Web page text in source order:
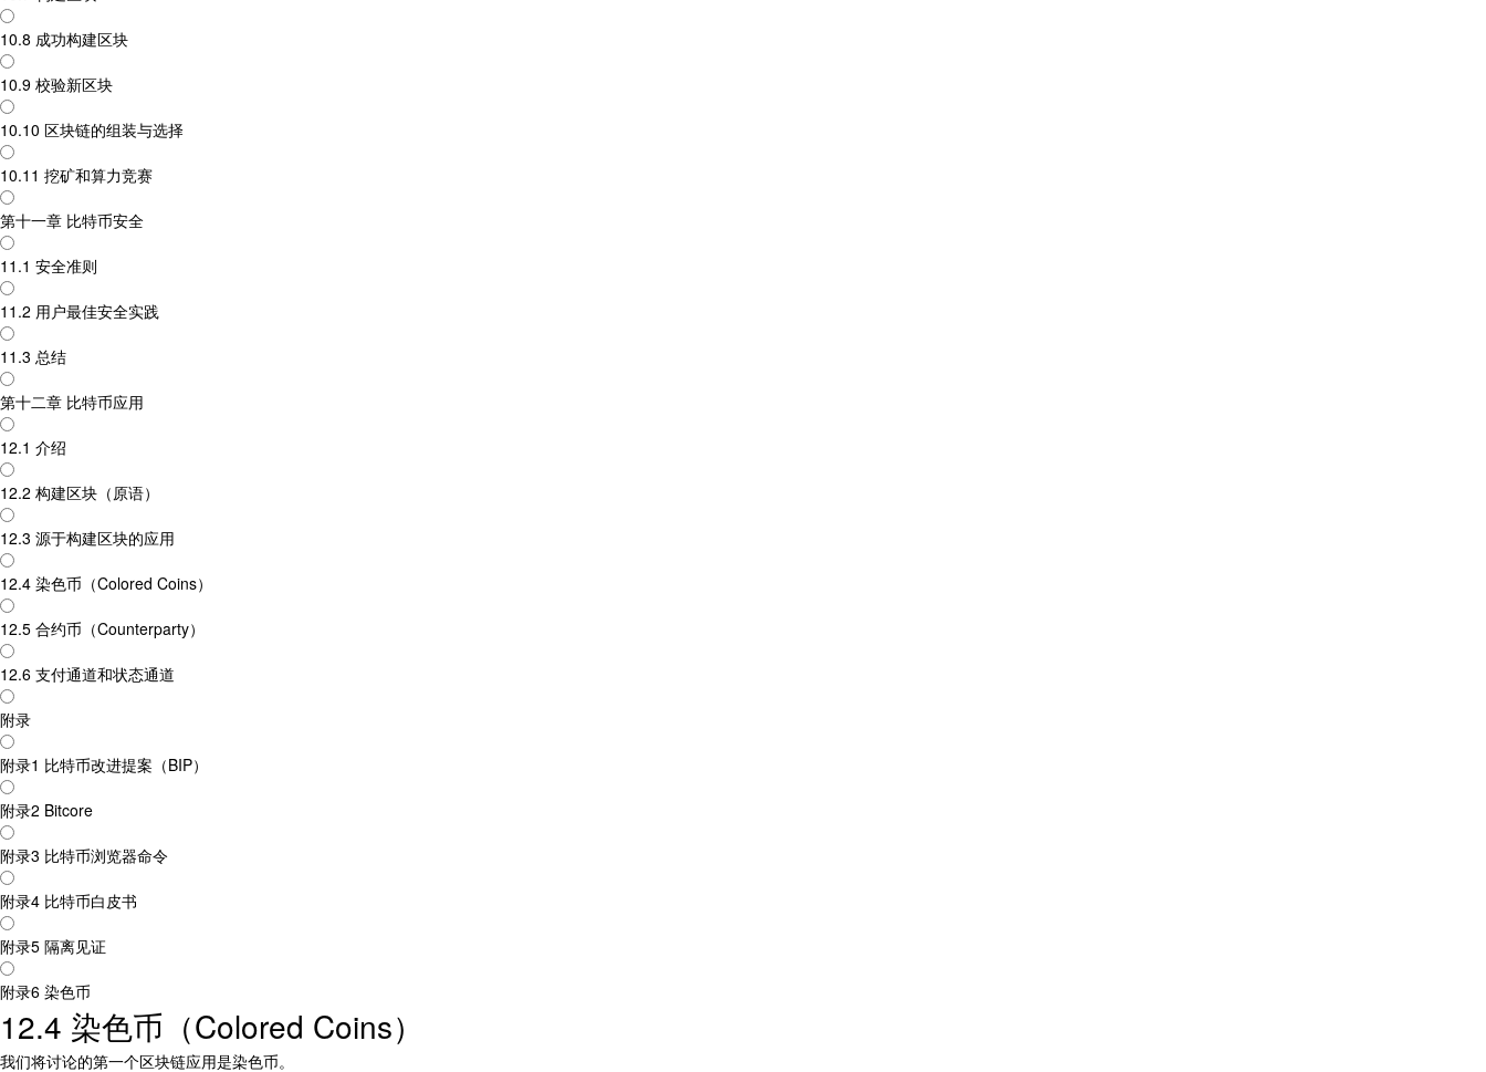
10.8 成功构建区块
10.9 校验新区块
10.10 区块链的组装与选择
10.11 挖矿和算力竞赛
第十一章 比特币安全
11.1 安全准则
11.2 用户最佳安全实践
11.3 总结
第十二章 比特币应用
12.1 介绍
12.2 构建区块（原语）
12.3 源于构建区块的应用
12.4 染色币（Colored Coins）
12.5 合约币（Counterparty）
12.6 支付通道和状态通道
附录
附录1 比特币改进提案（BIP）
附录2 Bitcore
附录3 比特币浏览器命令
附录4 比特币白皮书
附录5 隔离见证
附录6 染色币
12.4 染色币（Colored Coins）
我们将讨论的第一个区块链应用是染色币。